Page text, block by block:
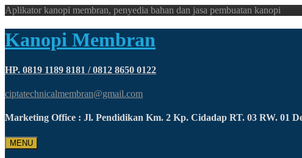
Aplikator kanopi membran, penyedia bahan dan jasa pembuatan kanopi
Kanopi Membran
HP. 0819 1189 8181 / 0812 8650 0122
ciptatechnicalmembran@gmail.com
Marketing Office : Jl. Pendidikan Km. 2 Kp. Cidadap RT. 03 RW. 01
MENU